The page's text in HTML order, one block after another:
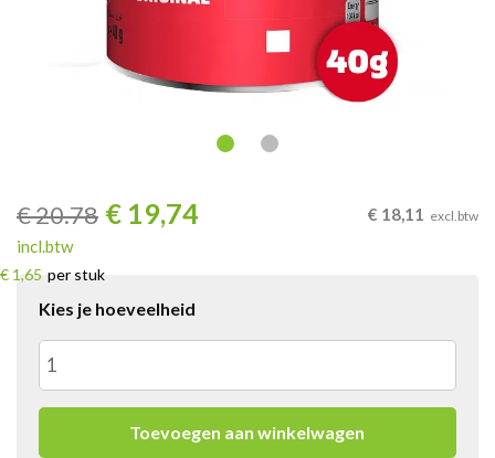
€20.78 € 19,74
incl.btw
€ 1,65 per stuk
€ 18,11 excl.btw
Kies je hoeveelheid
Pringles
Original
Toevoegen aan winkelwagen